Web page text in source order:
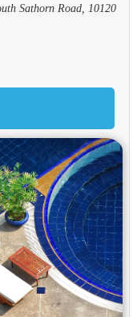
Sathorn Road, 10120